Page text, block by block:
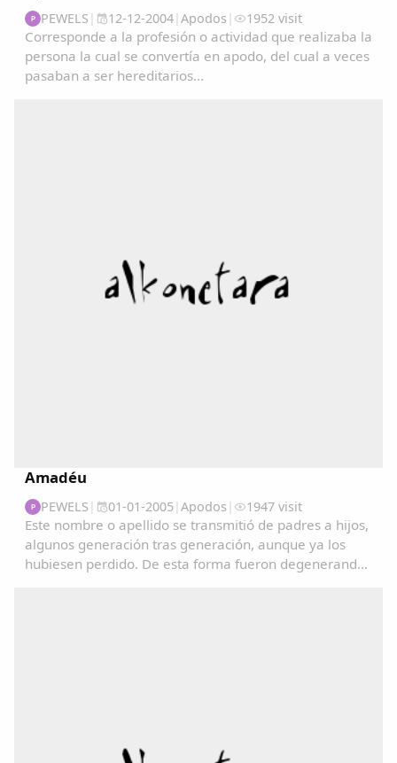
P PEWELS | 12-12-2004| Apodos | 1952 visit
Corresponde a la profesión o actividad que realizaba la
persona la cual se convertía en apodo, del cual a veces
pasaban a ser hereditarios...
Amadéu
P PEWELS | 01-01-2005| Apodos | 1947 visit
Este nombre o apellido se transmitió de padres a hijos,
algunos generación tras generación, aunque ya los
hubiesen perdido. De esta forma fueron degenerando